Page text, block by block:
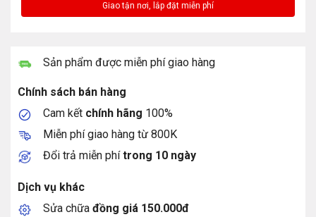
Sản phẩm được miễn phí giao hàng
Chính sách bán hàng
Cam kết chính hãng 100%
Miễn phí giao hàng từ 800K
Đổi trả miễn phítrong 10 ngày
Dịch vụ khác
Sửa chữa đồng giá 150.000đ